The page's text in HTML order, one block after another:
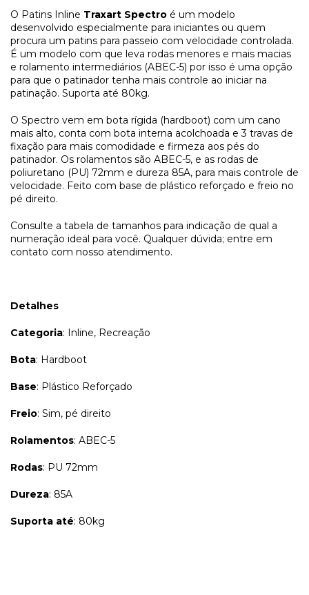
O Patins Inline Traxart Spectro é um modelo
desenvolvido especialmente para iniciantes ou quem
procura um patins para passeio com velocidade controlada.
É um modelo com que leva rodas menores e mais macias
e rolamento intermediários (ABEC-5) por isso é uma opção
para que o patinador tenha mais controle ao iniciar na
patinação. Suporta até 80kg.
O Spectro vem em bota rígida (hardboot) com um cano
mais alto, conta com bota interna acolchoada e 3 travas de
fixação para mais comodidade e firmeza aos pés do
patinador. Os rolamentos são ABEC-5, e as rodas de
poliuretano (PU) 72mm e dureza 85A, para mais controle de
velocidade. Feito com base de plástico reforçado e freio no
pé direito.
Consulte a tabela de tamanhos para indicação de qual a
numeração ideal para você. Qualquer dúvida; entre em
contato com nosso atendimento.
Detalhes
Categoria: Inline, Recreação
Bota: Hardboot
Base: Plástico Reforçado
Freio: Sim, pé direito
Rolamentos: ABEC-5
Rodas: PU 72mm
Dureza: 85A
Suporta até: 80kg